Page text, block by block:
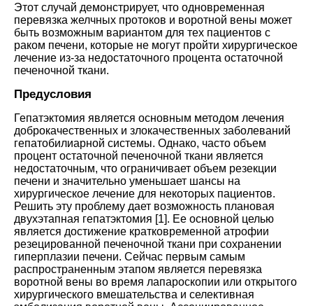
Этот случай демонстрирует, что одновременная
перевязка желчных протоков и воротной вены может
быть возможным вариантом для тех пациентов с
раком печени, которые не могут пройти хирургическое
лечение из-за недостаточного процента остаточной
печеночной ткани.
Предусловия
Гепатэктомия является основным методом лечения
доброкачественных и злокачественных заболеваний
гепатобилиарной системы. Однако, часто объем
процент остаточной печеночной ткани является
недостаточным, что ограничивает объем резекции
печени и значительно уменьшает шансы на
хирургическое лечение для некоторых пациентов.
Решить эту проблему дает возможность плановая
двухэтапная гепатэктомия [1]. Ее основной целью
является достижение кратковременной атрофии
резецированной печеночной ткани при сохранении
гиперплазии печени. Сейчас первым самым
распространенным этапом является перевязка
воротной вены во время лапароскопии или открытого
хирургического вмешательства и селективная